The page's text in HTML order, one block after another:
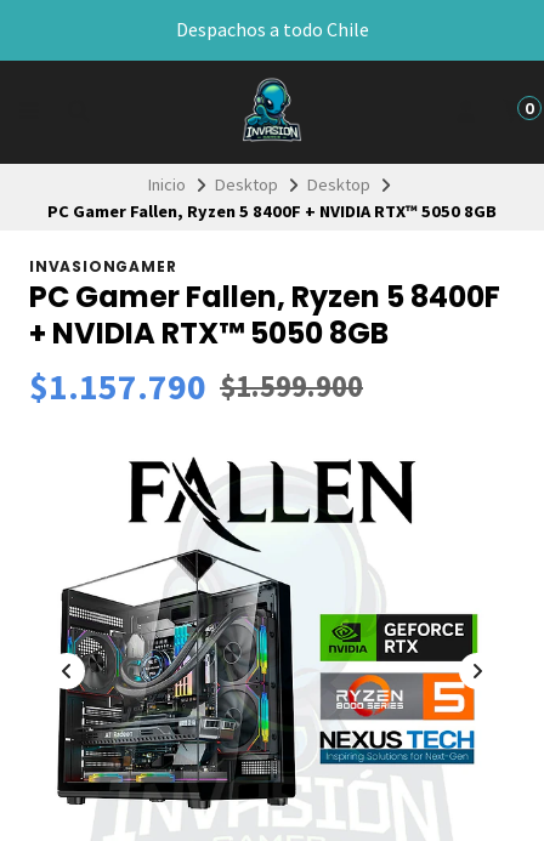
Despachos a todo Chile
0
Inicio Desktop
Desktop
PC Gamer Fallen, Ryzen 5 8400F + NVIDIA RTX™ 5050 8GB
INVASIONGAMER
PC Gamer Fallen, Ryzen 5 8400F
+ NVIDIA RTX™ 5050 8GB
$1.157.790 $1.599.900